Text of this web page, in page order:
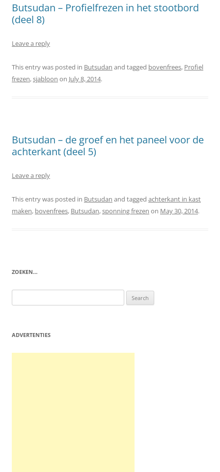
Butsudan – Profielfrezen in het stootbord
(deel 8)
Leave a reply
This entry was posted in Butsudan and tagged bovenfrees, Profiel
frezen,sjabloon on July 8, 2014.
Butsudan – de groef en het paneel voor de
achterkant (deel 5)
Leave a reply
This entry was posted in Butsudan and tagged achterkant in kast
maken, bovenfrees, Butsudan,sponning frezen on May 30, 2014.
ZOEKEN…
for:
ADVERTENTIES